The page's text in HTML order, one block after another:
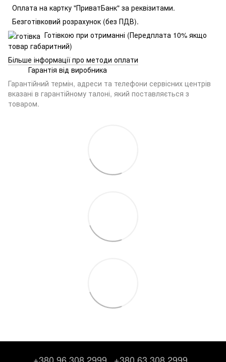
Оплата на картку "ПриватБанк" за реквізитами.
Безготівковий розрахунок (без ПДВ).
Готівкою при отриманні (Передплата 10% якщо
товар габаритний)
Більше інформації про методи оплати
Гарантія від виробника
Гарантійний термін, адреси та телефони сервісних центрів
вказані в гарантійному талоні, який поставляється з
товаром.
+380 96 308 2999 +380 63 308 2999